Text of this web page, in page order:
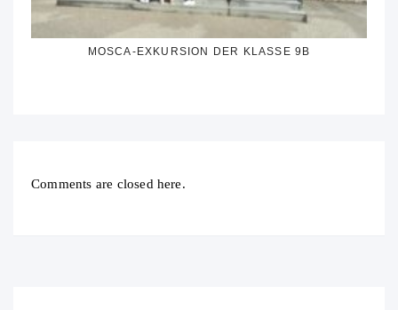
MOSCA-EXKURSION DER KLASSE 9B
Comments are closed here.